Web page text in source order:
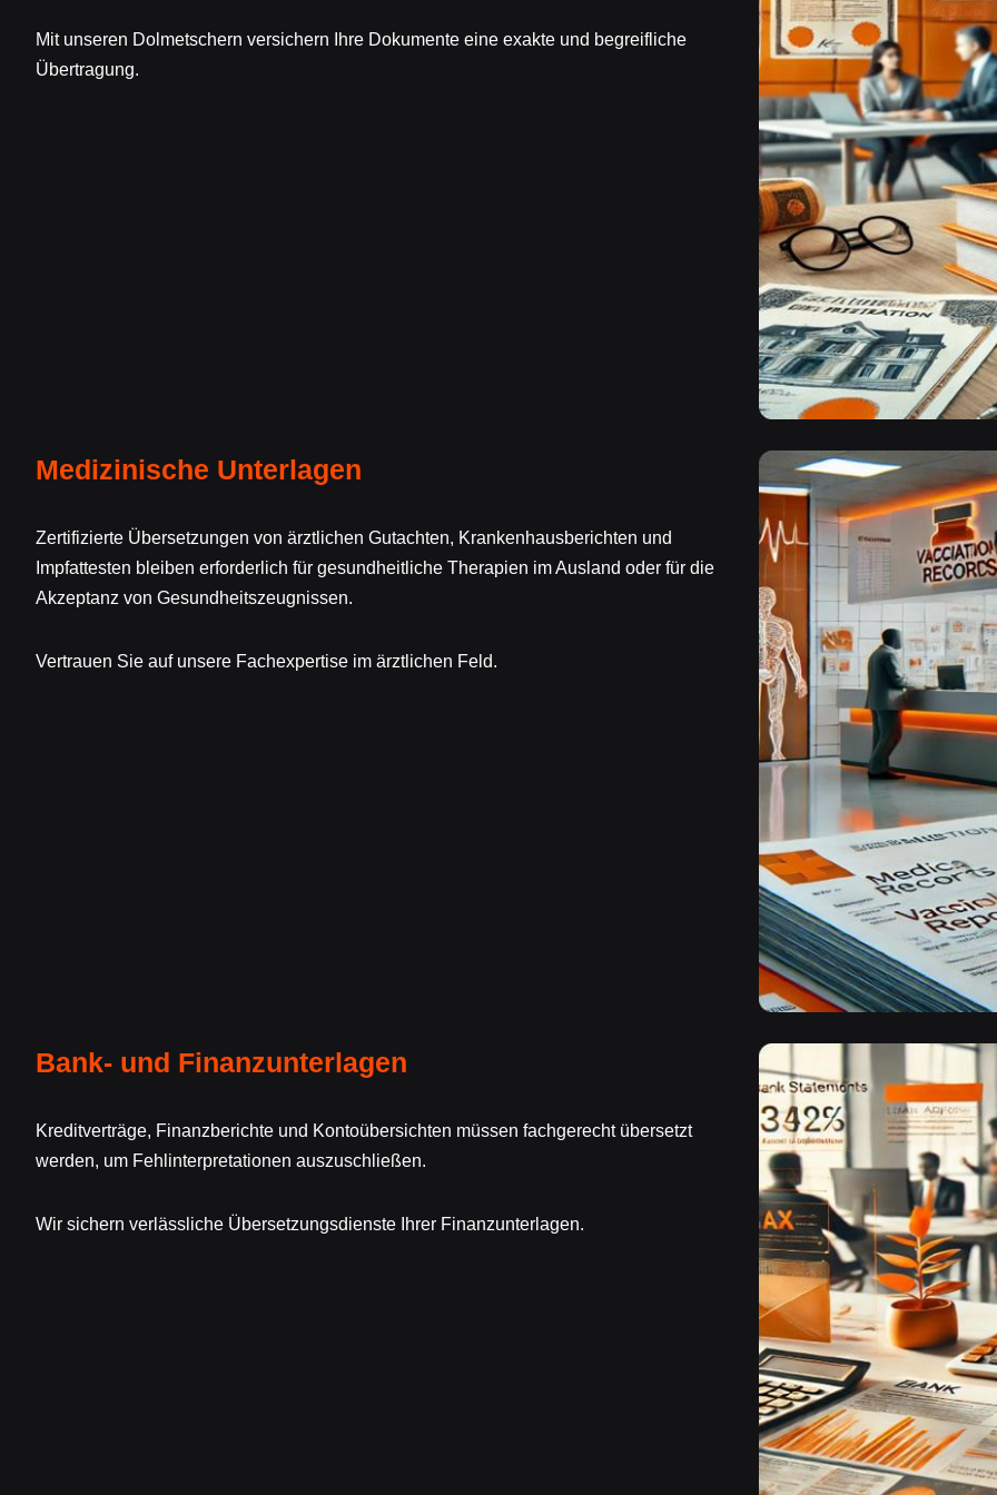
Mit unseren Dolmetschern versichern Ihre Dokumente eine exakte und begreifliche
Übertragung.
Medizinische Unterlagen
Zertifizierte Übersetzungen von ärztlichen Gutachten, Krankenhausberichten und
Impfattesten bleiben erforderlich für gesundheitliche Therapien im Ausland oder für die
Akzeptanz von Gesundheitszeugnissen.
Vertrauen Sie auf unsere Fachexpertise im ärztlichen Feld.
Bank- und Finanzunterlagen
Kreditverträge, Finanzberichte und Kontoübersichten müssen fachgerecht übersetzt
werden, um Fehlinterpretationen auszuschließen.
Wir sichern verlässliche Übersetzungsdienste Ihrer Finanzunterlagen.